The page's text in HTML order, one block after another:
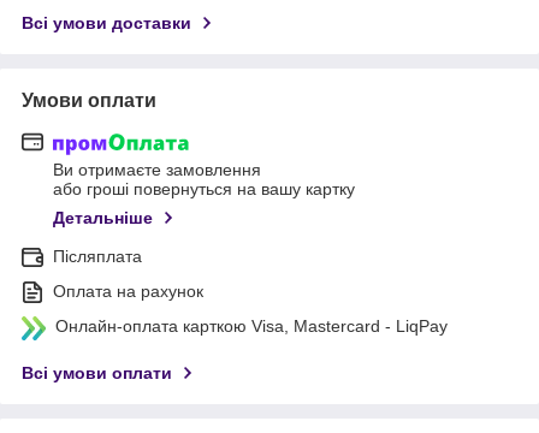
Всі умови доставки
Умови оплати
Ви отримаєте замовлення
або гроші повернуться на вашу картку
Детальніше
Післяплата
Оплата на рахунок
Онлайн-оплата карткою Visa, Mastercard - LiqPay
Всі умови оплати